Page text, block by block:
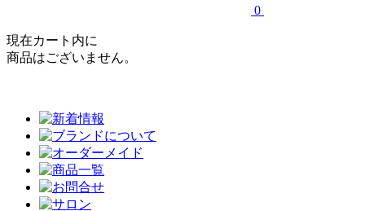
0
現在カート内に
商品はございません。